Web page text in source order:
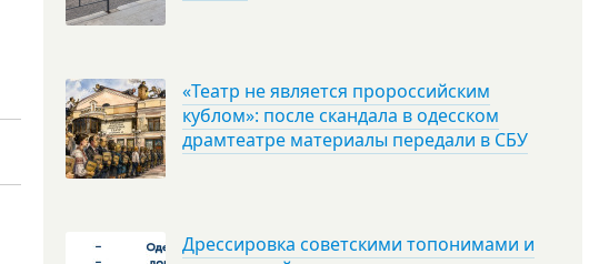
«Театр не является пророссийским
кублом»: после скандала в одесском
драмтеатре материалы передали в СБУ
Дрессировка советскими топонимами и